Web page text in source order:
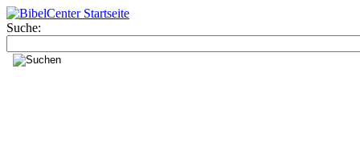
Suche: